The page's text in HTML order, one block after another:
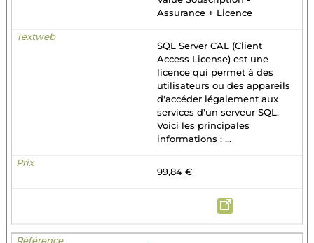
Assurance + Licence
SQL Server CAL (Client
Access License) est une
licence qui permet à des
utilisateurs ou des appareils
d'accéder légalement aux
services d'un serveur SQL.
Voici les principales
informations : ...
99,84 €